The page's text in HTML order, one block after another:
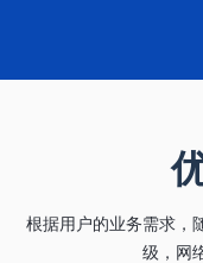
根据用户的业务需求，
级，网